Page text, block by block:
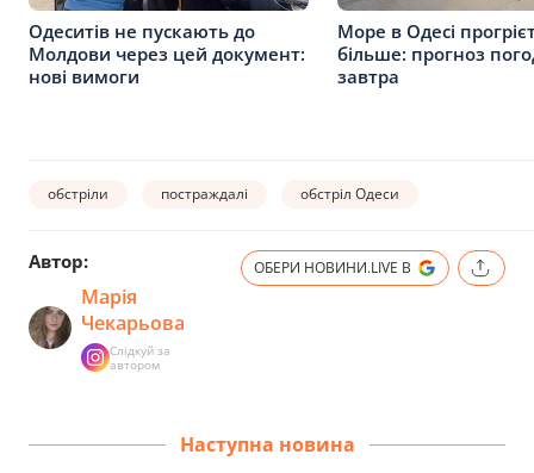
Одеситів не пускають до
Молдови через цей документ:
нові вимоги
Море в Одесі
більше: прогноз
завтра
обстріли постраждалі обстріл Одеси
Автор:
Марія
Чекарьова
Слідкуй за
автором
ОБЕРИ НОВИНИ.LIVE В
Наступна новина